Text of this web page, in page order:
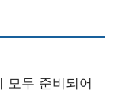
모두 준비되어